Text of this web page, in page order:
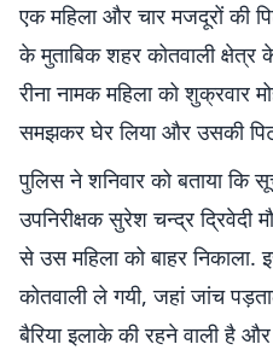
एक महिला और चार मजदूरों की
के मुताबिक शहर कोतवाली क्षेत्र
रीना नामक महिला को शुक्रवार
समझकर घेर लिया और उसकी
पुलिस ने शनिवार को बताया कि
उपनिरीक्षक सुरेश चन्द्र
से उस महिला को बाहर निकाला.
कोतवाली ले गयी, जहां जांच
बैरिया इलाके की रहने वाली है